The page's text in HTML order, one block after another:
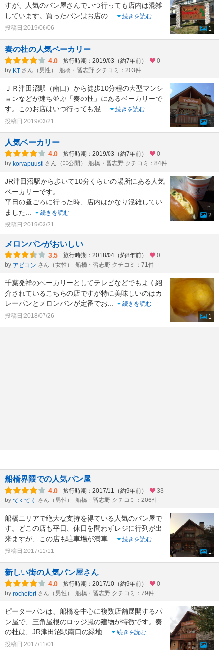
すが、人気のパン屋さんでいつ行っても店内は混雑
しています。買ったパンはお店の...
続きを読む
投稿日:2019/06/06
1
奏の杜の人気ベーカリー
4.0 旅行時期：2019/03（約7年前）
0
by KT さん（男性） 船橋・習志野 クチコミ：203件
ＪＲ津田沼駅（南口）から徒歩10分程の大型マンシ
ョンなどが建ち並ぶ「奏の杜」にあるベーカリーで
す。このお店はいつ行っても混...
続きを読む
投稿日:2019/03/21
1
人気ベーカリー
4.0 旅行時期：2019/03（約7年前）
0
by korvapuusti さん（非公開） 船橋・習志野 クチコミ：84件
JR津田沼駅から歩いて10分くらいの場所にある人気
ベーカリーです。
平日の昼ごろに行った時、店内はかなり混雑してい
ました...
続きを読む
投稿日:2019/03/21
2
メロンパンがおいしい
3.5 旅行時期：2018/04（約8年前）
0
by アビコン さん（女性） 船橋・習志野 クチコミ：71件
千葉発祥のベーカリーとしてテレビなどでもよく紹
介されているこちらの店ですが特に美味しいのはカ
レーパンとメロンパンが定番でお...
続きを読む
投稿日:2018/07/26
1
船橋界隈での人気パン屋
4.0 旅行時期：2017/11（約9年前）
33
by てくてく さん（男性） 船橋・習志野 クチコミ：206件
船橋エリアで絶大な支持を得ている人気のパン屋で
す。どこの店も平日、休日を問わずレジに行列が出
来ますが、この店も駐車場が満車...
続きを読む
投稿日:2017/11/11
1
新しい街の人気パン屋さん
4.0 旅行時期：2017/10（約9年前）
0
by rochefort さん（男性） 船橋・習志野 クチコミ：79件
ピーターパンは、船橋を中心に複数店舗展開するパ
ン屋で、三角屋根のロッジ風の建物が特徴です。奏
の杜は、JR津田沼駅南口の緑地...
続きを読む
投稿日:2017/11/01
1